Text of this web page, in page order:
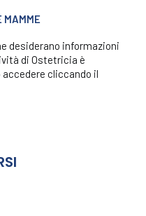
MAMME
desiderano informazioni
di Ostetricia è
cliccando il